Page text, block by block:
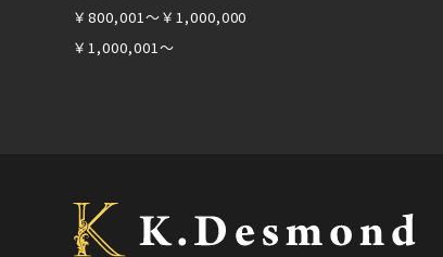
￥800,001～￥1,000,000
￥1,000,001～